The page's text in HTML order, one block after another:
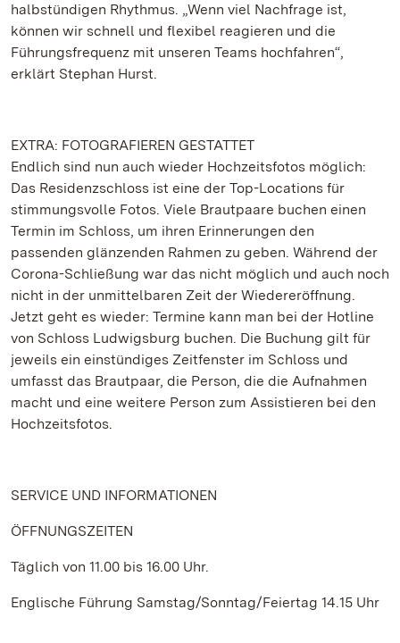
halbstündigen Rhythmus. „Wenn viel Nachfrage ist,
können wir schnell und flexibel reagieren und die
Führungsfrequenz mit unseren Teams hochfahren“,
erklärt Stephan Hurst.
EXTRA: FOTOGRAFIEREN GESTATTET
Endlich sind nun auch wieder Hochzeitsfotos möglich:
Das Residenzschloss ist eine der Top-Locations für
stimmungsvolle Fotos. Viele Brautpaare buchen einen
Termin im Schloss, um ihren Erinnerungen den
passenden glänzenden Rahmen zu geben. Während der
Corona-Schließung war das nicht möglich und auch noch
nicht in der unmittelbaren Zeit der Wiedereröffnung.
Jetzt geht es wieder: Termine kann man bei der Hotline
von Schloss Ludwigsburg buchen. Die Buchung gilt für
jeweils ein einstündiges Zeitfenster im Schloss und
umfasst das Brautpaar, die Person, die die Aufnahmen
macht und eine weitere Person zum Assistieren bei den
Hochzeitsfotos.
SERVICE UND INFORMATIONEN
ÖFFNUNGSZEITEN
Täglich von 11.00 bis 16.00 Uhr.
Englische Führung Samstag/Sonntag/Feiertag 14.15 Uhr